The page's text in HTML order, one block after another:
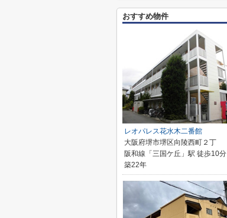
おすすめ物件
レオパレス花水木二番館
大阪府堺市堺区向陵西町２丁
阪和線「三国ケ丘」駅 徒歩10分
築22年